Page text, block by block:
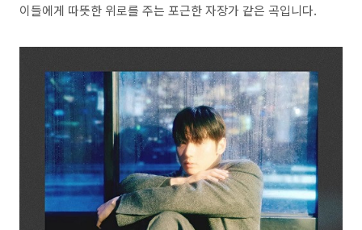
이들에게 따뜻한 위로를 주는 포근한 자장가 같은 곡입니다.